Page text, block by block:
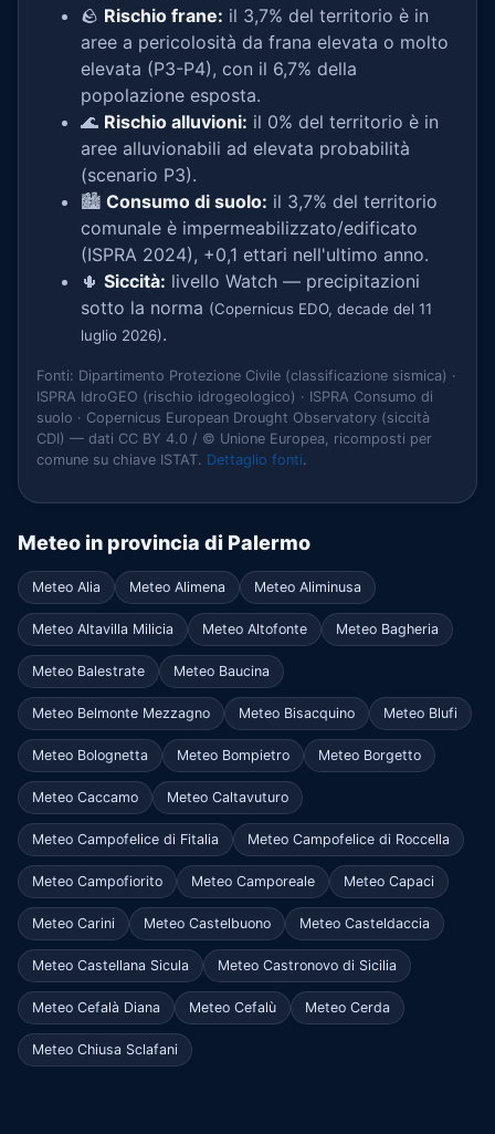
🪨 Rischio frane: il 3,7% del territorio è in
aree a pericolosità da frana elevata o molto
elevata (P3-P4), con il 6,7% della
popolazione esposta.
🌊 Rischio alluvioni: il 0% del territorio è in
aree alluvionabili ad elevata probabilità
(scenario P3).
🏙️ Consumo di suolo: il 3,7% del territorio
comunale è impermeabilizzato/edificato
(ISPRA 2024), +0,1 ettari nell'ultimo anno.
🌵 Siccità: livello Watch — precipitazioni
sotto la norma (Copernicus EDO, decade del 11
luglio 2026).
Fonti: Dipartimento Protezione Civile (classificazione sismica) ·
ISPRA IdroGEO (rischio idrogeologico) · ISPRA Consumo di
suolo · Copernicus European Drought Observatory (siccità
CDI) — dati CC BY 4.0 / © Unione Europea, ricomposti per
comune su chiave ISTAT. Dettaglio fonti.
Meteo in provincia di Palermo
Meteo Alia Meteo Alimena Meteo Aliminusa
Meteo Altavilla Milicia Meteo Altofonte Meteo Bagheria
Meteo Balestrate Meteo Baucina
Meteo Belmonte Mezzagno Meteo Bisacquino Meteo Blufi
Meteo Bolognetta Meteo Bompietro Meteo Borgetto
Meteo Caccamo Meteo Caltavuturo
Meteo Campofelice di Fitalia Meteo Campofelice di Roccella
Meteo Campofiorito Meteo Camporeale Meteo Capaci
Meteo Carini Meteo Castelbuono Meteo Casteldaccia
Meteo Castellana Sicula Meteo Castronovo di Sicilia
Meteo Cefalà Diana Meteo Cefalù Meteo Cerda
Meteo Chiusa Sclafani